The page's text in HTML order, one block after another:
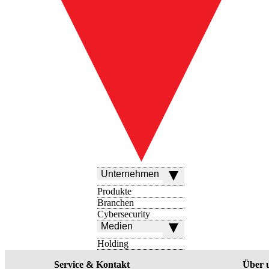
Unternehmen
Produkte
Branchen
Cybersecurity
Medien
Holding
Service & Kontakt Über